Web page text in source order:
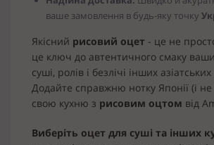
ваше замовлення в будь-яку точку
Якісний рисовий оцет - це не
це ключ до автентичного смаку
суші, ролів і безлічі інших
Додайте справжню нотку Японії (і не
свою кухню з рисовим оцтом від
Виберіть оцет для суші та інших